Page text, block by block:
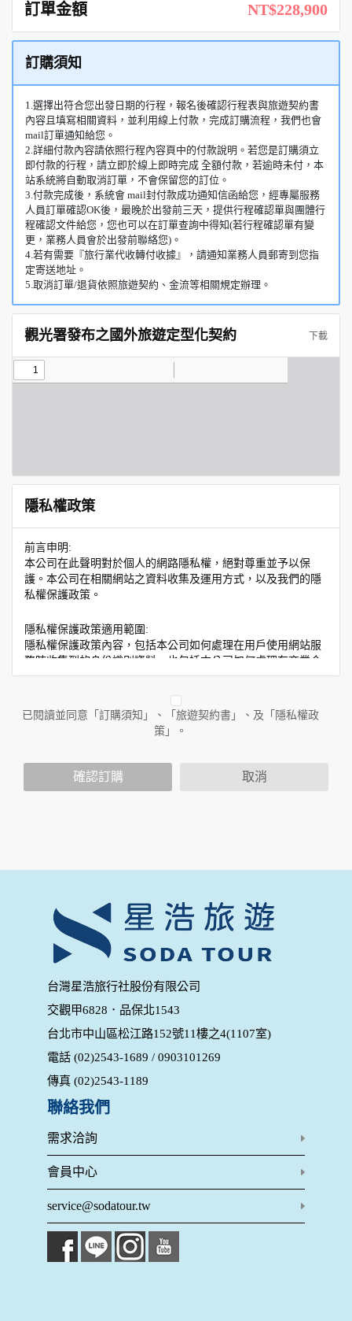
訂單金額 NT$228,900
訂購須知
1.選擇出符合您出發日期的行程，報名後確認行程表與旅遊契約書
內容且填寫相關資料，並利用線上付款，完成訂購流程，我們也會
mail訂單通知給您。
2.詳細付款內容請依照行程內容頁中的付款說明。若您是訂購須立
即付款的行程，請立即於線上即時完成 全額付款，若逾時未付，本
站系統將自動取消訂單，不會保留您的訂位。
3.付款完成後，系統會 mail封付款成功通知信函給您，經專屬服務
人員訂單確認OK後，最晚於出發前三天，提供行程確認單與團體行
程確認文件給您，您也可以在訂單查詢中得知(若行程確認單有變
更，業務人員會於出發前聯絡您)。
4.若有需要『旅行業代收轉付收據』，請通知業務人員郵寄到您指
定寄送地址。
5.取消訂單/退貨依照旅遊契約、金流等相關規定辦理。
觀光署發布之國外旅遊定型化契約 下載
隱私權政策
前言申明:
本公司在此聲明對於個人的網路隱私權，絕對尊重並予以保
護。本公司在相關網站之資料收集及運用方式，以及我們的隱
私權保護政策。
隱私權保護政策適用範圍:
隱私權保護政策內容，包括本公司如何處理在用戶使用網站服
務時收集到的身份識別資料，也包括本公司如何處理在商業合
作與本公司合作時分享的任何身份識別資料。隱私權保護政策
人員。例如您透過本公司旗下網站上的廣告廠商連結，這些置
放連結的廠商也可能蒐集您個人的資料。對於您主動提供的個
人資訊，這些廣告廠商或連結網站有其個別的隱私權保護政
您個人在本網站上的聊天室或討論區中任意公開個人資料的行
個人的資料，其範圍如下：
您所提供的姓名、電子郵件地址、聯絡方式及使用時間等。
於一般瀏覽時，伺服器會自行記錄相關行徑，包括您使用連線
設備的 IP 位址、使用時間、使用的瀏覽器、瀏覽及點選資料記
錄等，做為我們增進網站服務的參考依據，此記錄為內部應
用，決不對外公布。
為提供精確的服務，我們會將收集的問卷調查內容進行統計與
分析，分析結果之統計數據或說明文字呈現，除供內部研究
外，我們會視需要公佈統計數據及說明文字，但不涉及特定個
人之資料。
除非取得您的同意或其他法令之特別規定，本網站絕不會將您
的個人資料揭露予第三人或使用於蒐集目的以外之其他用途。
在您於本網站註冊帳號、使用本網站相關產品、服務、活動或
贈獎時，本網站會收集您的個人識別資料，本網站也可以從商
業夥伴處取得個人資料。
身份證字號、電子郵件、出生日期、性別、行業等相關資料，
當您註冊成功，並登入使用我們的服務後，我們即取得您的資
料。註冊時，本網站取得您的姓名、電話、住址、身份證字
成功，並登入使用我們的服務後，本網站即取得您的資料。
其他除了上述，會保留您在上網瀏覽或查詢時，伺服器自行產
生的相關記錄，包括您使用連線設備的 IP 位址、使用時間、使
用的瀏覽器、瀏覽及點選資料紀錄等。本網站會對個別連線者
的瀏覽器予以標示，歸納使用者瀏覽器在本網站內部所瀏覽的
已閱讀並同意「訂購須知」、「旅遊契約書」、及「隱私權政
策」。
確認訂購 取消
台灣星浩旅行社股份有限公司
交觀甲6828．品保北1543
台北市中山區松江路152號11樓之4(1107室)
電話 (02)2543-1689 / 0903101269
傳真 (02)2543-1189
聯絡我們
需求洽詢
會員中心
service@sodatour.tw